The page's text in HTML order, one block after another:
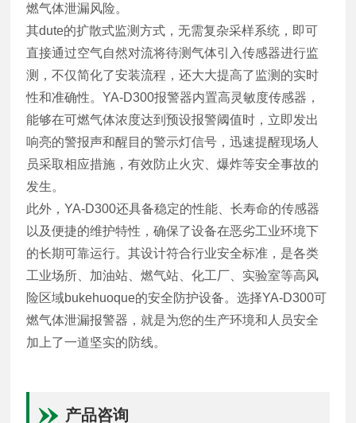
燃气体泄漏风险。
其dute的扩散式监测方式，无需复杂采样系统，即可
直接通过空气自然对流将待测气体引入传感器进行监
测，不仅简化了安装流程，还大大提高了监测的实时
性和准确性。YA-D300报警器内置高灵敏度传感器，
能够在可燃气体浓度达到预设报警阈值时，立即发出
响亮的警报声和醒目的警示灯信号，迅速提醒现场人
员采取相应措施，有效防止火灾、爆炸等安全事故的
发生。
此外，YA-D300还具备稳定的性能、长寿命的传感器
以及便捷的维护特性，确保了设备在恶劣工业环境下
的长期可靠运行。其设计符合行业安全标准，是各类
工业场所、加油站、燃气站、化工厂、实验室等高风
险区域bukehuoque的安全防护设备。选择YA-D300可
燃气体泄漏报警器，就是为您的生产环境和人员安全
加上了一道坚实的防线。
产品咨询